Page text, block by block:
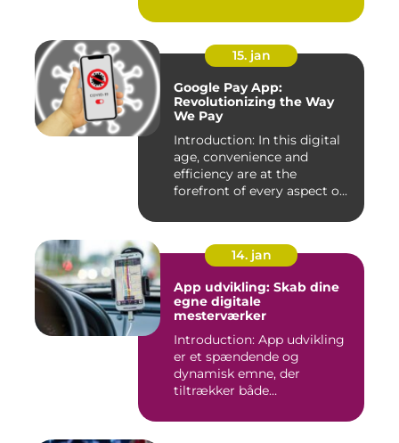
15. jan
Google Pay App:
Revolutionizing the Way
We Pay
Introduction: In this digital
age, convenience and
efficiency are at the
forefront of every aspect o...
14. jan
App udvikling: Skab dine
egne digitale
mesterværker
Introduction: App udvikling
er et spændende og
dynamisk emne, der
tiltrækker både